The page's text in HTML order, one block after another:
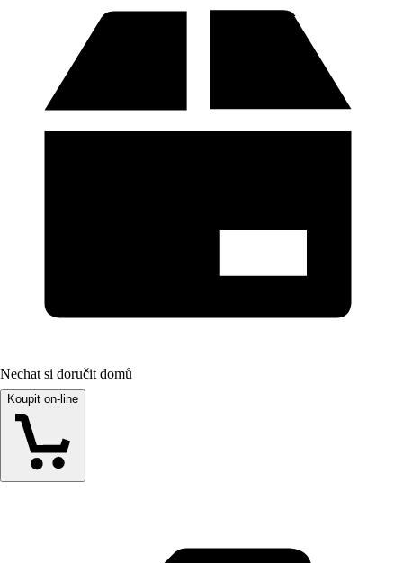
Nechat si doručit domů
Koupit on-line